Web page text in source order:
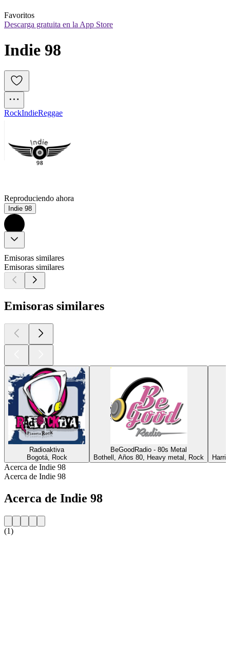
Favoritos
Descarga gratuita en la App Store
Indie 98
RockIndieReggae
Reproduciendo ahora
Indie 98
Emisoras similares
Emisoras similares
Emisoras similares
Radioaktiva
Bogotá, Rock
BeGoodRadio - 80s Metal
Bothell, Años 80, Heavy metal, Rock
Acerca de Indie 98
Acerca de Indie 98
Acerca de Indie 98
(1)